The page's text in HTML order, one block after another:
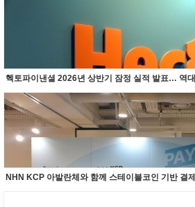
헥토파이낸셜 2026년 상반기 잠정 실적 발표… 역
NHN KCP 아발란체와 함께 스테이블코인 기반 결